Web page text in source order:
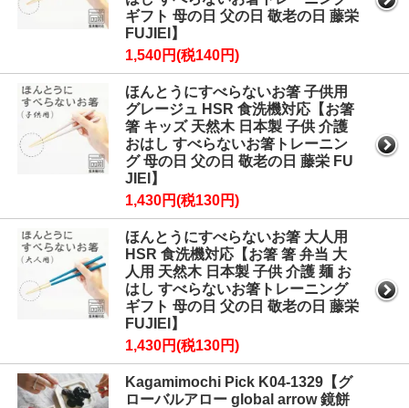
ギフト 母の日 父の日 敬老の日 藤栄
FUJIEI】
1,540円(税140円)
ほんとうにすべらないお箸 子供用
グレージュ HSR 食洗機対応【お箸
箸 キッズ 天然木 日本製 子供 介護
おはし すべらないお箸トレーニン
グ 母の日 父の日 敬老の日 藤栄 FU
JIEI】
1,430円(税130円)
ほんとうにすべらないお箸 大人用
HSR 食洗機対応【お箸 箸 弁当 大
人用 天然木 日本製 子供 介護 麺 お
はし すべらないお箸トレーニング
ギフト 母の日 父の日 敬老の日 藤栄
FUJIEI】
1,430円(税130円)
Kagamimochi Pick K04-1329【グ
ローバルアロー global arrow 鏡餅